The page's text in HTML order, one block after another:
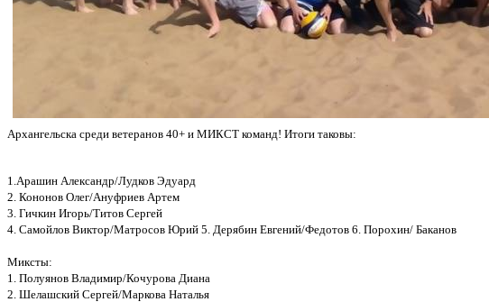
Архангельска среди ветеранов 40+ и МИКСТ команд! Итоги таковы:
1.Арашин Александр/Лудков Эдуард
2. Кононов Олег/Ануфриев Артем
3. Гичкин Игорь/Титов Сергей
4. Самойлов Виктор/Матросов Юрий 5. Дерябин Евгений/Федотов 6. Порохин/ Баканов
Миксты:
1. Полуянов Владимир/Кочурова Диана
2. Шелашский Сергей/Маркова Наталья